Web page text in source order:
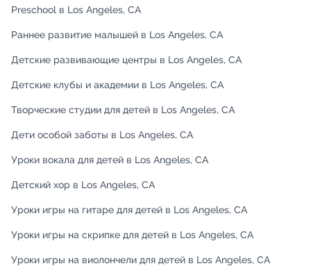
Preschool в Los Angeles, CA
Раннее развитие малышей в Los Angeles, CA
Детские развивающие центры в Los Angeles, CA
Детские клубы и академии в Los Angeles, CA
Творческие студии для детей в Los Angeles, CA
Дети особой заботы в Los Angeles, CA
Уроки вокала для детей в Los Angeles, CA
Детский хор в Los Angeles, CA
Уроки игры на гитаре для детей в Los Angeles, CA
Уроки игры на скрипке для детей в Los Angeles, CA
Уроки игры на виолончели для детей в Los Angeles, CA